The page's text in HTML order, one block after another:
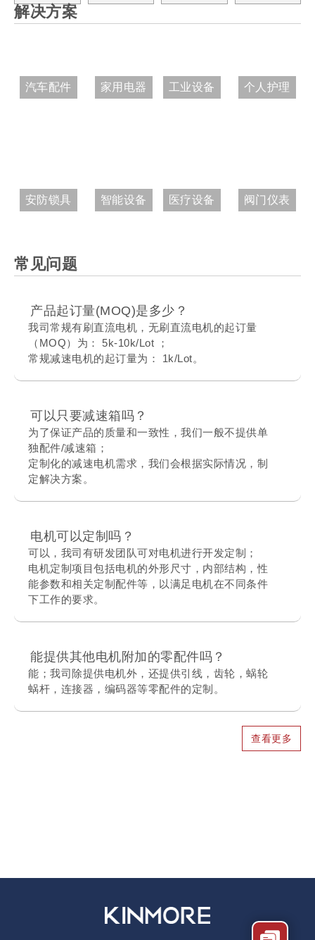
解决方案
汽车配件 家用电器 工业设备 个人护理
安防锁具 智能设备 医疗设备 阀门仪表
常见问题
产品起订量(MOQ)是多少？
我司常规有刷直流电机，无刷直流电机的起订量
（MOQ）为： 5k-10k/Lot ；
常规减速电机的起订量为： 1k/Lot。
可以只要减速箱吗？
为了保证产品的质量和一致性，我们一般不提供单
独配件/减速箱；
定制化的减速电机需求，我们会根据实际情况，制
定解决方案。
电机可以定制吗？
可以，我司有研发团队可对电机进行开发定制；
电机定制项目包括电机的外形尺寸，内部结构，性
能参数和相关定制配件等，以满足电机在不同条件
下工作的要求。
能提供其他电机附加的零配件吗？
能；我司除提供电机外，还提供引线，齿轮，蜗轮
蜗杆，连接器，编码器等零配件的定制。
查看更多